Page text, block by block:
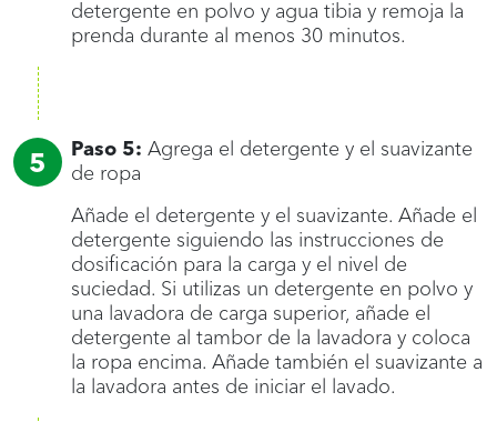
detergente en polvo y agua tibia y remoja la
prenda durante al menos 30 minutos.
Paso 5: Agrega el detergente y el suavizante
de ropa
Añade el detergente y el suavizante. Añade el
detergente siguiendo las instrucciones de
dosificación para la carga y el nivel de
suciedad. Si utilizas un detergente en polvo y
una lavadora de carga superior, añade el
detergente al tambor de la lavadora y coloca
la ropa encima. Añade también el suavizante a
la lavadora antes de iniciar el lavado.